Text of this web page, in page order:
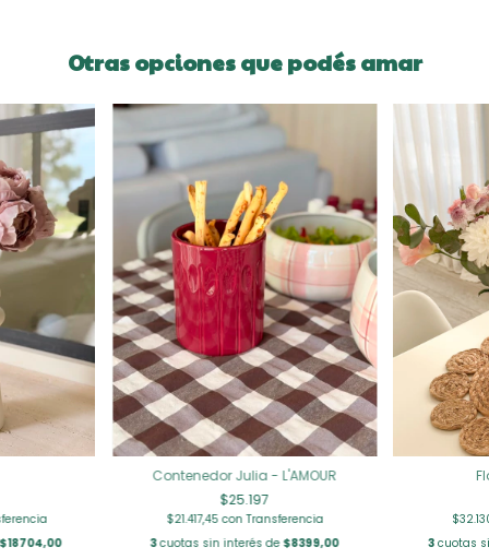
Otras opciones que podés amar
$18704,00
Contenedor Julia - L'AMOUR
$25.197
$21.417,45 con Transferencia
3cuotas sin interés de$8399,00
3 cuotas